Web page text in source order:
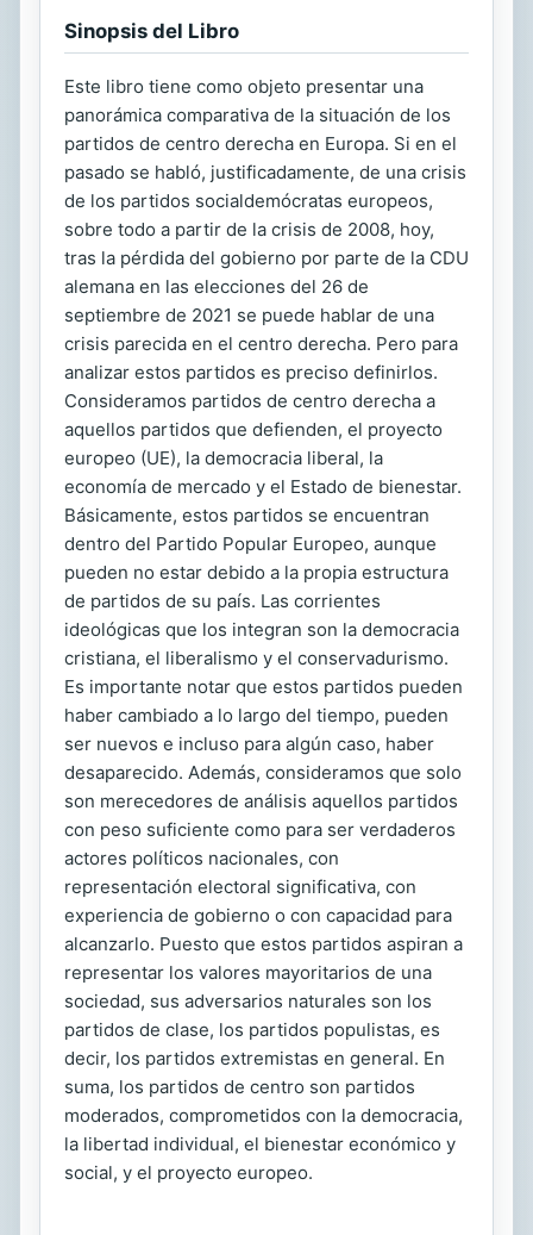
Sinopsis del Libro
Este libro tiene como objeto presentar una
panorámica comparativa de la situación de los
partidos de centro derecha en Europa. Si en el
pasado se habló, justificadamente, de una crisis
de los partidos socialdemócratas europeos,
sobre todo a partir de la crisis de 2008, hoy,
tras la pérdida del gobierno por parte de la CDU
alemana en las elecciones del 26 de
septiembre de 2021 se puede hablar de una
crisis parecida en el centro derecha. Pero para
analizar estos partidos es preciso definirlos.
Consideramos partidos de centro derecha a
aquellos partidos que defienden, el proyecto
europeo (UE), la democracia liberal, la
economía de mercado y el Estado de bienestar.
Básicamente, estos partidos se encuentran
dentro del Partido Popular Europeo, aunque
pueden no estar debido a la propia estructura
de partidos de su país. Las corrientes
ideológicas que los integran son la democracia
cristiana, el liberalismo y el conservadurismo.
Es importante notar que estos partidos pueden
haber cambiado a lo largo del tiempo, pueden
ser nuevos e incluso para algún caso, haber
desaparecido. Además, consideramos que solo
son merecedores de análisis aquellos partidos
con peso suficiente como para ser verdaderos
actores políticos nacionales, con
representación electoral significativa, con
experiencia de gobierno o con capacidad para
alcanzarlo. Puesto que estos partidos aspiran a
representar los valores mayoritarios de una
sociedad, sus adversarios naturales son los
partidos de clase, los partidos populistas, es
decir, los partidos extremistas en general. En
suma, los partidos de centro son partidos
moderados, comprometidos con la democracia,
la libertad individual, el bienestar económico y
social, y el proyecto europeo.